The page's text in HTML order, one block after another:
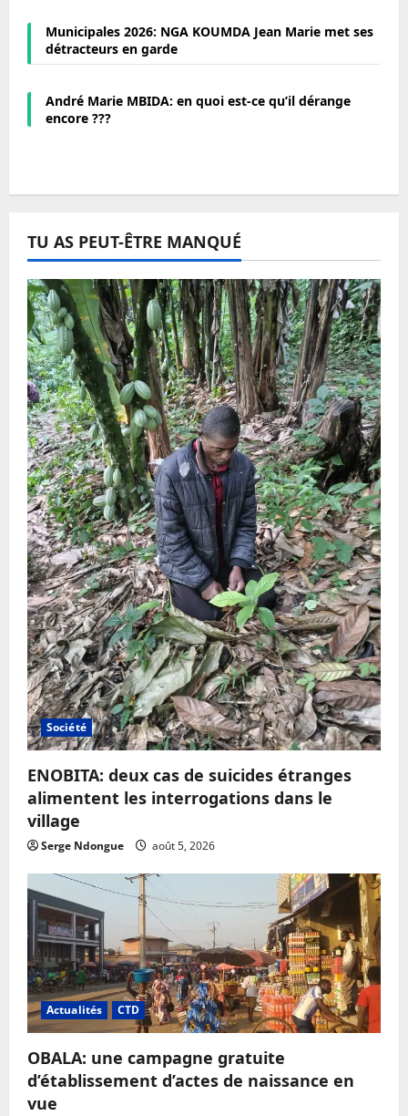
Municipales 2026: NGA KOUMDA Jean Marie met ses
détracteurs en garde
André Marie MBIDA: en quoi est-ce qu’il dérange
encore ???
TU AS PEUT-ÊTRE MANQUÉ
Société
ENOBITA: deux cas de suicides étranges
alimentent les interrogations dans le
village
Serge Ndongue août 5, 2026
Actualités CTD
OBALA: une campagne gratuite
d’établissement d’actes de naissance en
vue